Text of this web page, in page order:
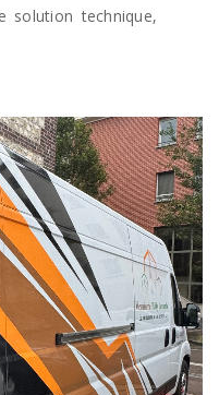
solution technique,